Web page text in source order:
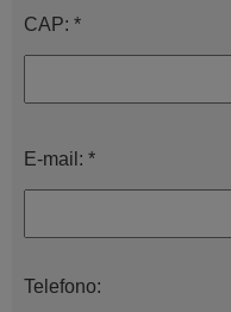
CAP: *
E-mail: *
Telefono: